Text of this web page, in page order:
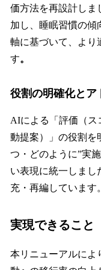
価方法を再設計しま
加し、睡眠習慣の傾
軸に基づいて、より
す。
役割の明確化とア
AIによる「評価（ス
動提案）」の役割を
つ・どのように”実
い表現に統一しまし
充・再編しています。
実現できること
本リニューアルによ